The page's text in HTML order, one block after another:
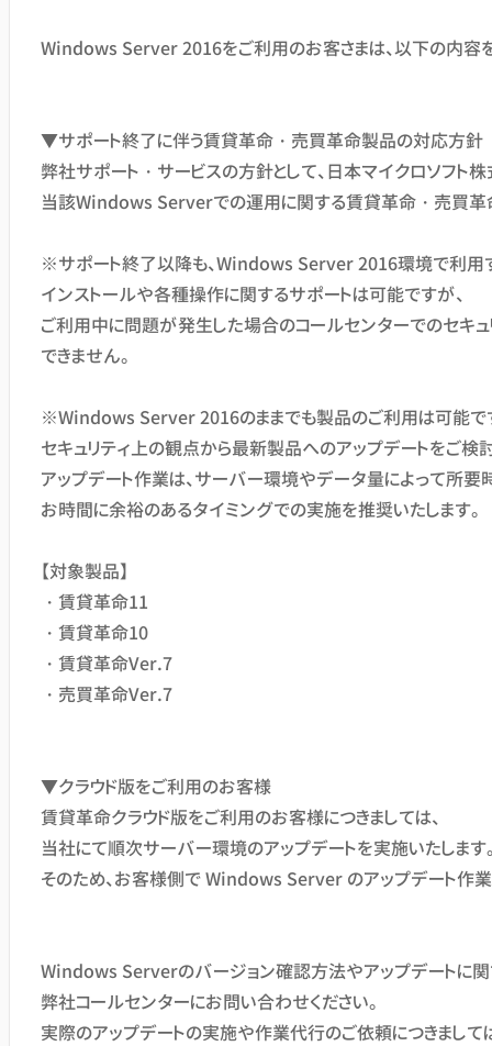
Windows Server 2016をご利用のお客さまは、以下の内容を
▼サポート終了に伴う賃貸革命・売買革命製品の対応方針
弊社サポート・サービスの方針として、日本マイクロソフト
当該Windows Serverでの運用に関する賃貸革命・売買革
※サポート終了以降も、Windows Server 2016環境で利用
インストールや各種操作に関するサポートは可能ですが、
ご利用中に問題が発生した場合のコールセンターでのセキ
できません。
※Windows Server 2016のままでも製品のご利用は可能で
セキュリティ上の観点から最新製品へのアップデートをご検討
アップデート作業は、サーバー環境やデータ量によって所要
お時間に余裕のあるタイミングでの実施を推奨いたします。
【対象製品】
・賃貸革命11
・賃貸革命10
・賃貸革命Ver.7
・売買革命Ver.7
▼クラウド版をご利用のお客様
賃貸革命クラウド版をご利用のお客様につきましては、
当社にて順次サーバー環境のアップデートを実施いたします
そのため、お客様側で Windows Server のアップデート作
Windows Serverのバージョン確認方法やアップデートに関
弊社コールセンターにお問い合わせください。
実際のアップデートの実施や作業代行のご依頼につきまし